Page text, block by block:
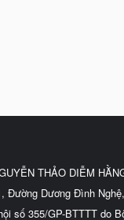
THẢO DIỄM
Đường Dương Đình
số 355/GP-BTTTT do